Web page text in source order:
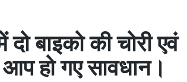
बाइको की चोरी एवं
हो गए सावधान।